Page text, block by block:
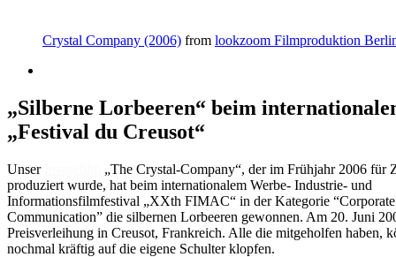
Crystal Company (2006) from lookzoom Filmproduktion
Bild
„Silberne Lorbeeren“ beim
„Festival du Creusot“
Unser
„The Crystal-Company“, der im Frühjahr 2006 für
produziert wurde, hat beim internationalem Werbe- Industrie- und
Informationsfilmfestival „XXth FIMAC“ in der Kategorie “Corporate
Communication” die silbernen Lorbeeren gewonnen. Am 20. Juni
Preisverleihung in Creusot, Frankreich. Alle die mitgeholfen haben,
nochmal kräftig auf die eigene Schulter klopfen.